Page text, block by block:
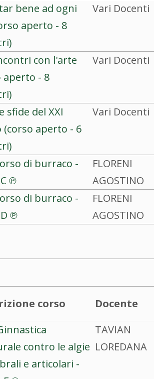
bene ad ogni
aperto - 8
Vari Docenti
con l'arte
aperto - 8
Vari Docenti
sfide del XXI
(corso aperto - 6
Vari Docenti
di burraco -
℗
FLORENI
AGOSTINO
di burraco -
℗
FLORENI
AGOSTINO
corso Docente
contro le algie
e articolari -
TAVIAN
LOREDANA